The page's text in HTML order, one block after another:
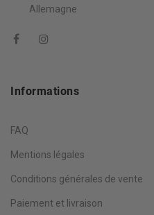
Allemagne
Informations
FAQ
Mentions légales
Conditions générales de vente
Paiement et livraison